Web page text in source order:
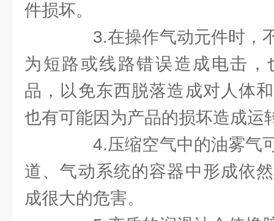
件损坏。
3.在操作气动元件时，
为短路或线路错误造成电击
品，以免东西脱落造成对人体
也有可能因为产品的损坏造成运
4.压缩空气中的油雾气
道、气动系统的容器中形成依
成很大的危害。